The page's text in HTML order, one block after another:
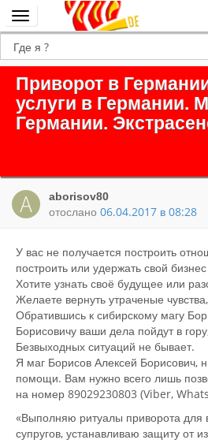
Переключить
навигацию
Приворот в
услуги в Германии.
Германии.
aborisov80
отослано 06.04.2017 в 08:28
У вас не получается построить
построить или удержать свой
Хотите узнать своё будущее или
Желаете вернуть утраченые
Обратившись к сибирскому магу
Борисовичу ваши дела пойдут в
Безвыходных ситуаций не бывает.
Я маг Борисов Алексей Борисович,
помощи. Вам нужно всего лишь
на номер 89029230803 (Viber,
«Выполняю ритуалы приворота для
супругов, устанавливаю защиту от